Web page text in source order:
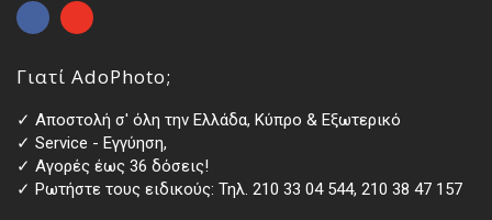
Γιατί AdoPhoto;
✓ Αποστολή σ' όλη την Ελλάδα, Κύπρο & Εξωτερικό
✓ Service - Εγγύηση,
✓ Αγορές έως 36 δόσεις!
✓ Ρωτήστε τους ειδικούς: Τηλ. 210 33 04 544, 210 38 47 157